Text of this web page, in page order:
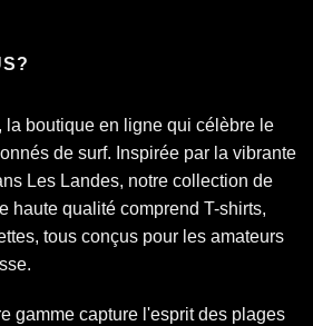
la boutique en ligne qui célèbre le
de surf. Inspirée par la vibrante
Les Landes, notre collection de
haute qualité comprend T-shirts,
tous conçus pour les amateurs
gamme capture l'esprit des plages